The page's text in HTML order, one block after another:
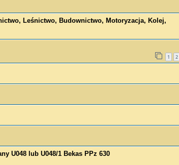
Leśnictwo, Budownictwo, Motoryzacja, Kolej,
1 2
U048 lub U048/1 Bekas PPz 630